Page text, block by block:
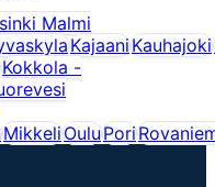
Malmi
KajaaniKauhajoki
Kokkola -
MikkeliOuluPori